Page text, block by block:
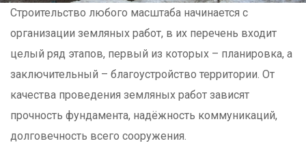
Строительство любого масштаба начинается с
организации земляных работ, в их перечень входит
целый ряд этапов, первый из которых – планировка, а
заключительный – благоустройство территории. От
качества проведения земляных работ зависят
прочность фундамента, надёжность коммуникаций,
долговечность всего сооружения.